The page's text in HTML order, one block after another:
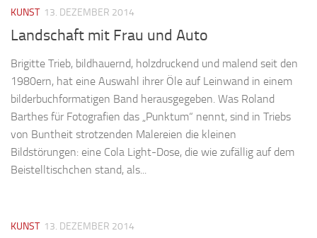
KUNST 13. DEZEMBER 2014
Landschaft mit Frau und Auto
Brigitte Trieb, bildhauernd, holzdruckend und malend seit den
1980ern, hat eine Auswahl ihrer Öle auf Leinwand in einem
bilderbuchformatigen Band herausgegeben. Was Roland
Barthes für Fotografien das „Punktum“ nennt, sind in Triebs
von Buntheit strotzenden Malereien die kleinen
Bildstörungen: eine Cola Light-Dose, die wie zufällig auf dem
Beistelltischchen stand, als...
KUNST 13. DEZEMBER 2014